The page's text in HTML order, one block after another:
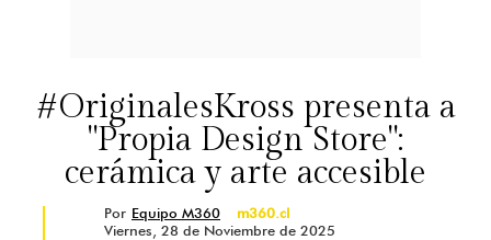
#OriginalesKross presenta a
"Propia Design Store":
cerámica y arte accesible
Por Equipo M360
m360.cl
Viernes, 28 de Noviembre de 2025